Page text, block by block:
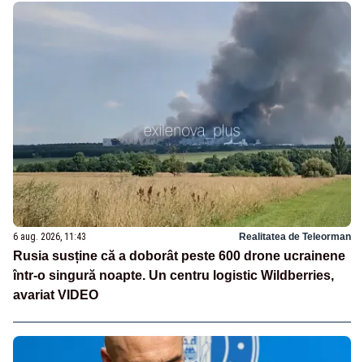
6 aug. 2026, 11:43 Realitatea de Teleorman
Rusia susține că a doborât peste 600 drone ucrainene
într-o singură noapte. Un centru logistic Wildberries,
avariat VIDEO